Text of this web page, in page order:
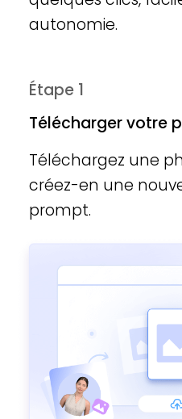
autonomie.
Étape 1
Télécharger votre
Téléchargez une
créez-en une
prompt.